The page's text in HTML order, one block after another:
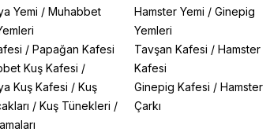
Yemi / Muhabbet
/ Papağan Kafesi
Kuş Kafesi /
Kuş Kafesi / Kuş
/ Kuş Tünekleri /
Hamster Yemi / Ginepig
Yemleri
Tavşan Kafesi / Hamster
Kafesi
Ginepig Kafesi / Hamster
Çarkı